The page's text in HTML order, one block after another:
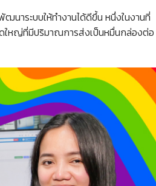
าระบบให้ทำงานได้ดีขึ้น หนึ่งในงานที่
ใหญ่ที่มีปริมาณการส่งเป็นหมื่นกล่องต่อ